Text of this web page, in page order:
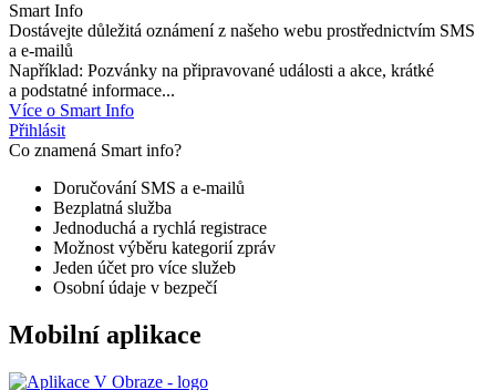
Smart Info
Dostávejte důležitá oznámení z našeho webu prostřednictvím SMS
a e-mailů
Například: Pozvánky na připravované události a akce, krátké
a podstatné informace...
Více o Smart Info
Přihlásit
Co znamená Smart info?
Doručování SMS a e-mailů
Bezplatná služba
Jednoduchá a rychlá registrace
Možnost výběru kategorií zpráv
Jeden účet pro více služeb
Osobní údaje v bezpečí
Mobilní aplikace